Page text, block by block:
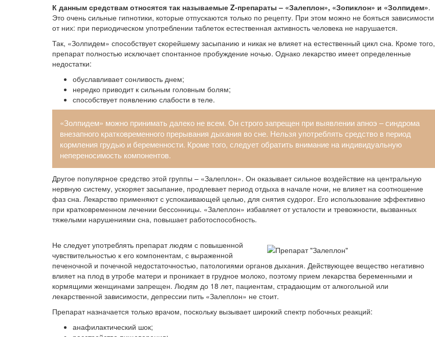
К данным средствам относятся так называемые Z-препараты – «Залеплон», «Зопиклон» и «Золпидем».
Это очень сильные гипнотики, которые отпускаются только по рецепту. При этом можно не бояться зависимости
от них: при периодическом употреблении таблеток естественная активность человека не нарушается.
Так, «Золпидем» способствует скорейшему засыпанию и никак не влияет на естественный цикл сна. Кроме того,
препарат полностью исключает спонтанное пробуждение ночью. Однако лекарство имеет определенные
недостатки:
обуславливает сонливость днем;
нередко приводит к сильным головным болям;
способствует появлению слабости в теле.
«Золпидем» можно принимать далеко не всем. Он строго запрещен при выявлении апноэ – синдрома
внезапного кратковременного прерывания дыхания во сне. Нельзя употреблять средство в период
кормления грудью и беременности. Кроме того, следует обратить внимание на индивидуальную
непереносимость компонентов.
Другое популярное средство этой группы – «Залеплон». Он оказывает сильное воздействие на центральную
нервную систему, ускоряет засыпание, продлевает период отдыха в начале ночи, не влияет на соотношение
фаз сна. Лекарство применяют с успокаивающей целью, для снятия судорог. Его использование эффективно
при кратковременном лечении бессонницы. «Залеплон» избавляет от усталости и тревожности, вызванных
тяжелыми нарушениями сна, повышает работоспособность.
Не следует употреблять препарат людям с повышенной
чувствительностью к его компонентам, с выраженной
печеночной и почечной недостаточностью, патологиями органов дыхания. Действующее вещество негативно
влияет на плод в утробе матери и проникает в грудное молоко, поэтому прием лекарства беременными и
кормящими женщинами запрещен. Людям до 18 лет, пациентам, страдающим от алкогольной или
лекарственной зависимости, депрессии пить «Залеплон» не стоит.
Препарат назначается только врачом, поскольку вызывает широкий спектр побочных реакций:
анафилактический шок;